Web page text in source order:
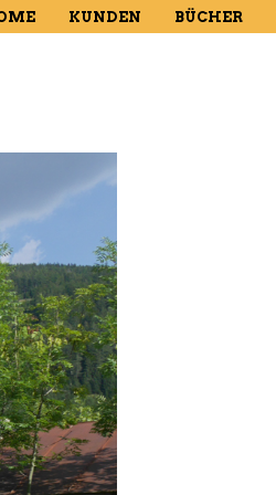
KUNDEN BÜCHER